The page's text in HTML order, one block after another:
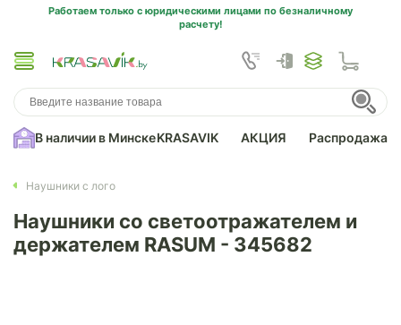
Работаем только с юридическими лицами по безналичному
расчету!
В наличии в МинскеKRASAVIK АКЦИЯ Распродажа
Наушники с лого
Наушники со светоотражателем и
держателем RASUM - 345682